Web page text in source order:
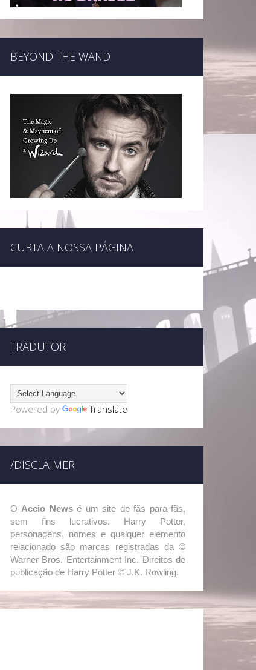
BEYOND THE WAND
CURTA A NOSSA PÁGINA
TRADUTOR
Powered by Translate
/DISCLAIMER
O Accio Newsé um site de fãs para fãs,
sem fins lucrativos. Harry Potter,
personagens, nomes e qualquer elemento
relacionado são marcas registradas da ©
Warner Bros. Entertainment Inc. Direitos de
publicação de Harry Potter © J.K. Rowling.